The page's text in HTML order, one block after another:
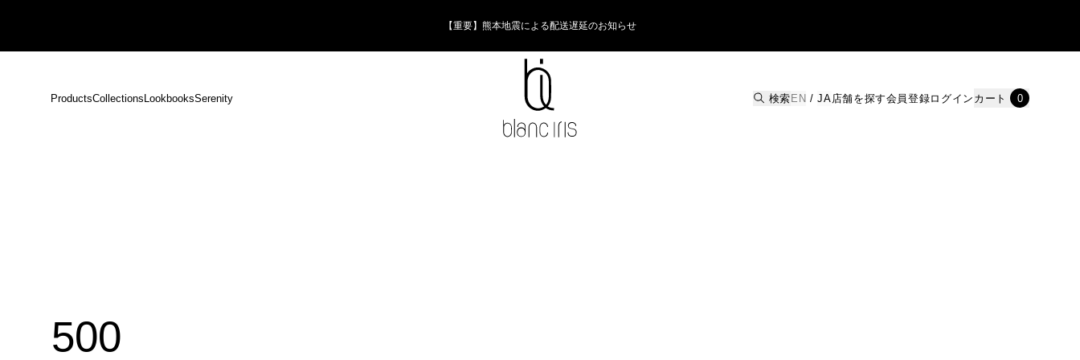
【重要】熊本地震による配送遅延のお知らせ
ProductsCollections LookbooksSerenity 検索EN/JA店舗を探す会員登録ログインカート 0
500